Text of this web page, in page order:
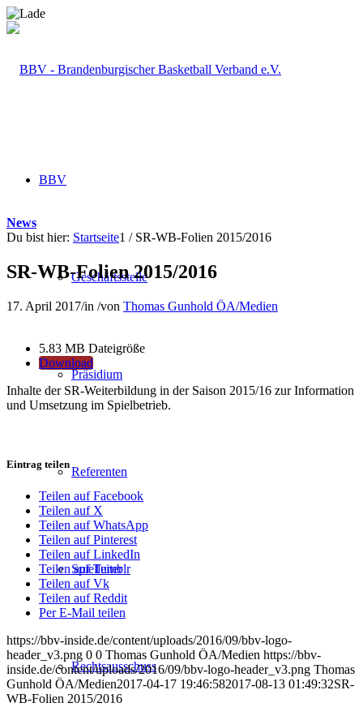
BBV
Geschäftsstelle
Präsidium
Referenten
Spielleiter
Rechtsausschuss
News
Du bist hier: Startseite1 / SR-WB-Folien 2015/2016
SR-WB-Folien 2015/2016
17. April 2017/in /von Thomas Gunhold ÖA/Medien
5.83 MB Dateigröße
Download
Inhalte der SR-Weiterbildung in der Saison 2015/16 zur Information
und Umsetzung im Spielbetrieb.
Eintrag teilen
Teilen auf Facebook
Teilen auf X
Teilen auf WhatsApp
Teilen auf Pinterest
Teilen auf LinkedIn
Teilen auf Tumblr
Teilen auf Vk
Teilen auf Reddit
Per E-Mail teilen
https://bbv-inside.de/content/uploads/2016/09/bbv-logo-
header_v3.png 0 0 Thomas Gunhold ÖA/Medien https://bbv-
inside.de/content/uploads/2016/09/bbv-logo-header_v3.png Thomas
Gunhold ÖA/Medien2017-04-17 19:46:582017-08-13 01:49:32SR-
WB-Folien 2015/2016